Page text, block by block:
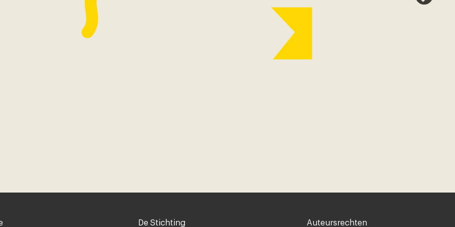
Voet
De Stichting Voet
Auteursrechten